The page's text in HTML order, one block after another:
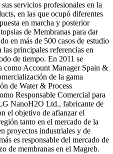
servicios profesionales en la
en las que ocupó diferentes
en marcha y posterior
de Membranas para dar
en más de 500 casos de estudio
principales referencias en
de tiempo. En 2011 se
como Account Manager Spain &
de la gama
de Water & Process
Responsable Comercial para
NanoH2O Ltd., fabricante de
el objetivo de afianzar el
tanto en el mercado de la
proyectos industriales y de
es responsable del mercado de
de membranas en el Magreb.